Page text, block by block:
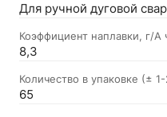
Для ручной дуговой
Коэффициент наплавки, г/А
8,3
Количество в упаковке (±
65